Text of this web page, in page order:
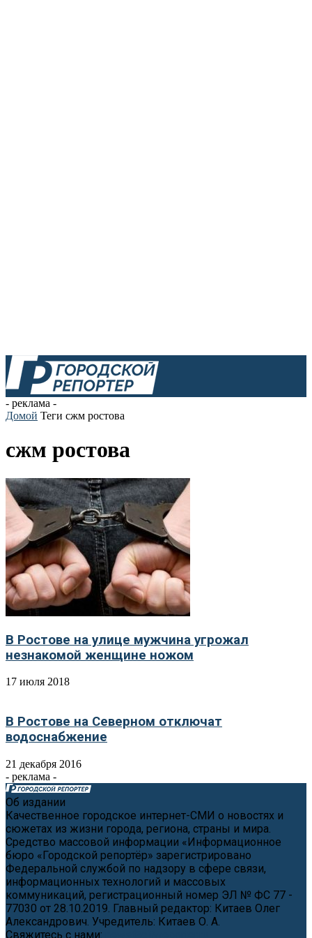
- реклама -
Домой Теги сжм ростова
сжм ростова
В Ростове на улице мужчина угрожал
незнакомой женщине ножом
17 июля 2018
В Ростове на Северном отключат
водоснабжение
21 декабря 2016
- реклама -
Об издании
Качественное городское интернет-СМИ о новостях и
сюжетах из жизни города, региона, страны и мира.
Средство массовой информации «Информационное
бюро «Городской репортёр» зарегистрировано
Федеральной службой по надзору в сфере связи,
информационных технологий и массовых
коммуникаций, регистрационный номер ЭЛ № ФС 77 -
77030 от 28.10.2019. Главный редактор: Китаев Олег
Александрович. Учредитель: Китаев О. А.
Свяжитесь с нами: